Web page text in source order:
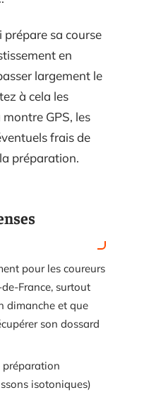
sa course
en
largement le
à cela les
GPS, les
frais de
préparation.
pour les coureurs
France, surtout
dimanche et que
son dossard
isotoniques)